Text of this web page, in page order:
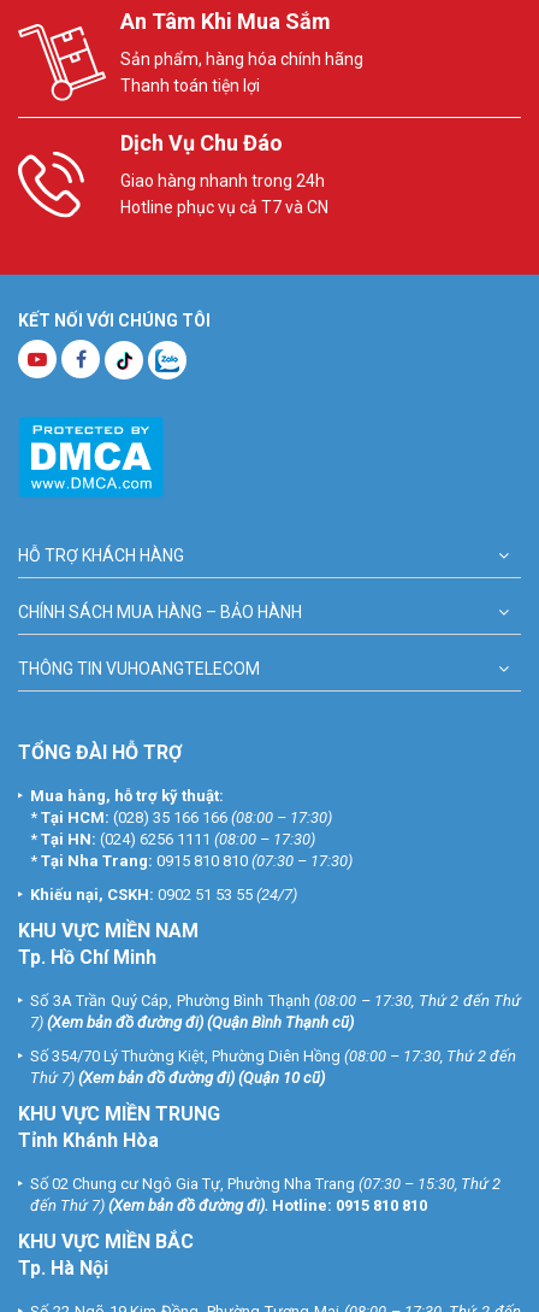
An Tâm Khi Mua Sắm
Sản phẩm, hàng hóa chính hãng
Thanh toán tiện lợi
Dịch Vụ Chu Đáo
Giao hàng nhanh trong 24h
Hotline phục vụ cả T7 và CN
KẾT NỐI VỚI CHÚNG TÔI
HỖ TRỢ KHÁCH HÀNG
CHÍNH SÁCH MUA HÀNG – BẢO HÀNH
THÔNG TIN VUHOANGTELECOM
TỔNG ĐÀI HỖ TRỢ
Mua hàng, hỗ trợ kỹ thuật:
* Tại HCM: (028) 35 166 166 (08:00 – 17:30)
* Tại HN: (024) 6256 1111 (08:00 – 17:30)
* Tại Nha Trang: 0915 810 810 (07:30 – 17:30)
Khiếu nại, CSKH: 0902 51 53 55 (24/7)
KHU VỰC MIỀN NAM
Tp. Hồ Chí Minh
Số 3A Trần Quý Cáp, Phường Bình Thạnh (08:00 – 17:30, Thứ 2 đến Thứ
7) (Xem bản đồ đường đi) (Quận Bình Thạnh cũ)
Số 354/70 Lý Thường Kiệt, Phường Diên Hồng (08:00 – 17:30, Thứ 2 đến
Thứ 7) (Xem bản đồ đường đi) (Quận 10 cũ)
KHU VỰC MIỀN TRUNG
Tỉnh Khánh Hòa
Số 02 Chung cư Ngô Gia Tự, Phường Nha Trang (07:30 – 15:30, Thứ 2
đến Thứ 7) (Xem bản đồ đường đi). Hotline: 0915 810 810
KHU VỰC MIỀN BẮC
Tp. Hà Nội